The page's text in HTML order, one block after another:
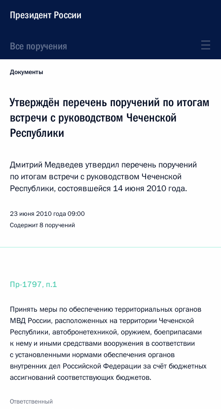
Президент России
Все поручения
Документы
Утверждён перечень поручений по итогам
встречи с руководством Чеченской
Республики
Дмитрий Медведев утвердил перечень поручений
по итогам встречи с руководством Чеченской
Республики, состоявшейся 14 июня 2010 года.
23 июня 2010 года09:00
Содержит 8 поручений
Пр-1797, п.1
Принять меры по обеспечению территориальных органов
МВД России, расположенных на территории Чеченской
Республики, автобронетехникой, оружием, боеприпасами
к нему и иными средствами вооружения в соответствии
с установленными нормами обеспечения органов
внутренних дел Российской Федерации за счёт бюджетных
ассигнований соответствующих бюджетов.
Ответственный